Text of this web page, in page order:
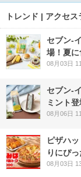
トレンド | アクセ
セブン‐
場！夏
08月03日
セブン‐
ミント
08月06日
ピザハ
りにぴ
08月03日